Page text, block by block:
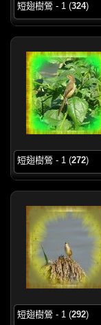
短翅樹鶯 - 1 (324)
短翅樹鶯 - 1 (272)
短翅樹鶯 - 1 (292)